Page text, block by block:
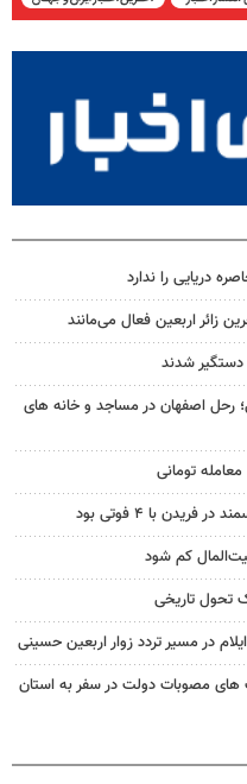
دریایی را ندارد
زائر اربعین فعال می‌مانند
رحل اصفهان در مساجد و خانه های
تومانی
با ۴ فوتی بود
کم شود
تحول تاریخی
در مسیر تردد زوار اربعین حسینی
مصوبات دولت در سفر به استان